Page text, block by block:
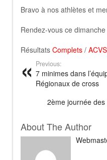
Bravo à nos athlètes et
Rendez-vous ce
Résultats Complets / ACVS
Previous:
7 minimes dans
Régionaux de cross
2ème journée
About The Author